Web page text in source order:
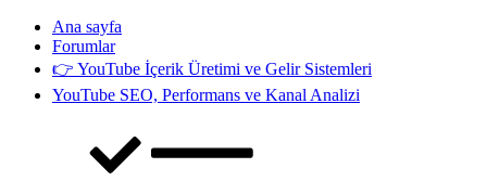
Ana sayfa
Forumlar
👉 YouTube İçerik Üretimi ve Gelir Sistemleri
YouTube SEO, Performans ve Kanal Analizi